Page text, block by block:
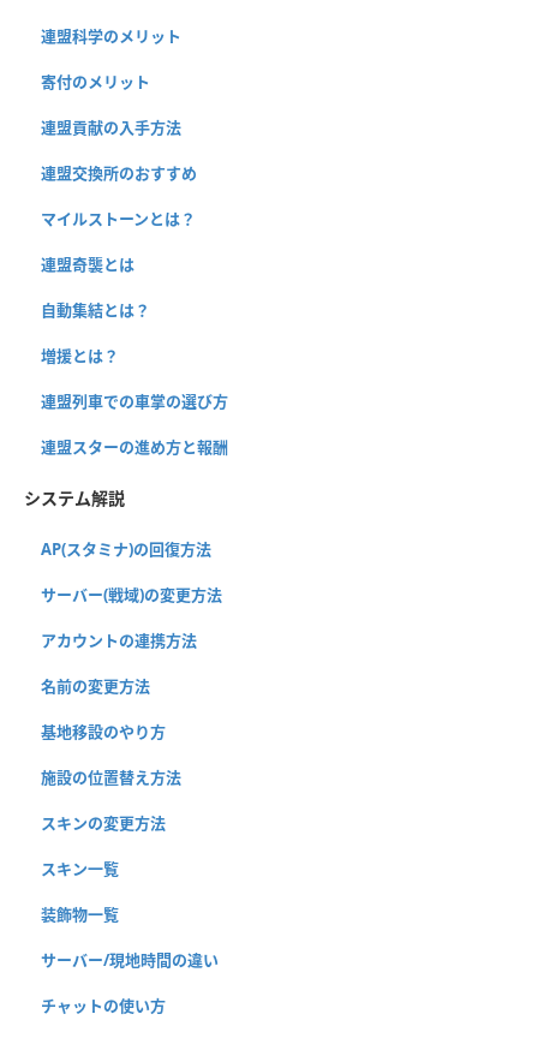
連盟科学のメリット
寄付のメリット
連盟貢献の入手方法
連盟交換所のおすすめ
マイルストーンとは？
連盟奇襲とは
自動集結とは？
増援とは？
連盟列車での車掌の選び方
連盟スターの進め方と報酬
システム解説
AP(スタミナ)の回復方法
サーバー(戦域)の変更方法
アカウントの連携方法
名前の変更方法
基地移設のやり方
施設の位置替え方法
スキンの変更方法
スキン一覧
装飾物一覧
サーバー/現地時間の違い
チャットの使い方